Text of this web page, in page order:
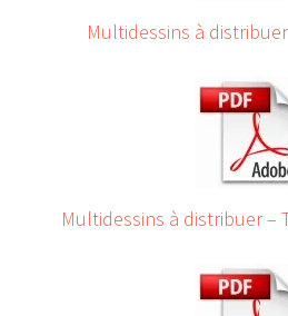
Multidessins à
Multidessins à distribuer –